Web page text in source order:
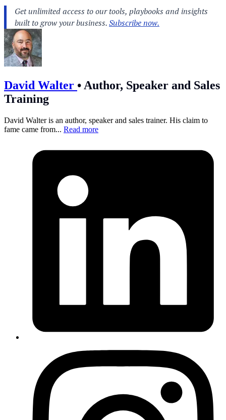
David Walter •Author, Speaker and Sales
Training
David Walter is an author, speaker and sales trainer. His claim to
fame came from... Read more